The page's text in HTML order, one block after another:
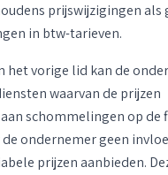
prijswijzigingen als
in btw-tarieven.
het vorige lid kan de
waarvan de prijzen
schommelingen op de
ondernemer geen
prijzen aanbieden.